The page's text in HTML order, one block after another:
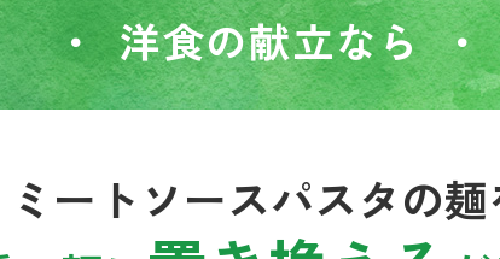
洋食の献立なら
ミートソースパスタの麺